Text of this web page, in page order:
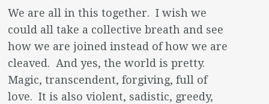
We are all in this together. I wish we
could all take a collective breath and see
how we are joined instead of how we are
cleaved. And yes, the world is pretty.
Magic, transcendent, forgiving, full of
love. It is also violent, sadistic, greedy,